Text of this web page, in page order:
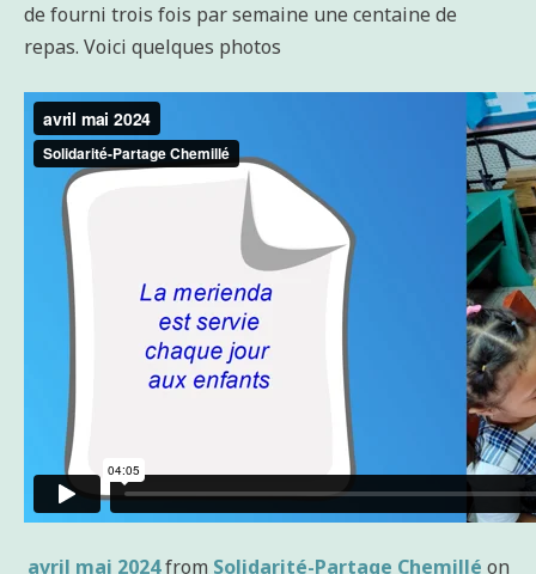
de fourni trois fois par semaine une centaine de
repas. Voici quelques photos
avril mai 2024from Solidarité-Partage Chemillé on